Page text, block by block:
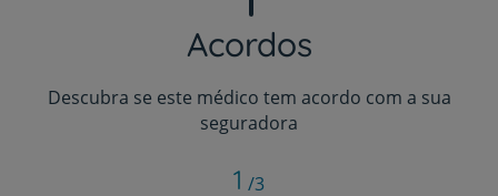
Acordos
Descubra se este médico tem acordo com a sua
seguradora
1 /3